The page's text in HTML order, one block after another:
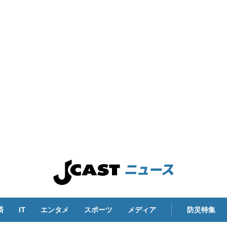
IT エンタメ スポーツ メディア 防災特集